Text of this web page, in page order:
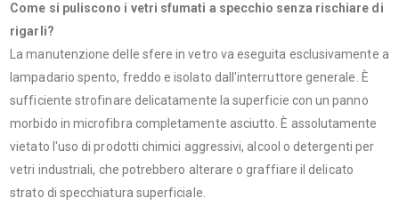
Come si puliscono i vetri sfumati a specchio senza rischiare di
rigarli?
La manutenzione delle sfere in vetro va eseguita esclusivamente a
lampadario spento, freddo e isolato dall'interruttore generale. È
sufficiente strofinare delicatamente la superficie con un panno
morbido in microfibra completamente asciutto. È assolutamente
vietato l'uso di prodotti chimici aggressivi, alcool o detergenti per
vetri industriali, che potrebbero alterare o graffiare il delicato
strato di specchiatura superficiale.